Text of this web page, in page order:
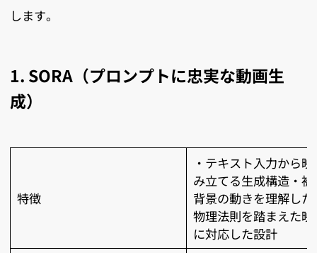
します。
1. SORA（プロンプトに忠実な動画生
成）
特徴
・テキスト入力から
み立てる生成構造・
背景の動きを理解し
物理法則を踏まえた映
に対応した設計